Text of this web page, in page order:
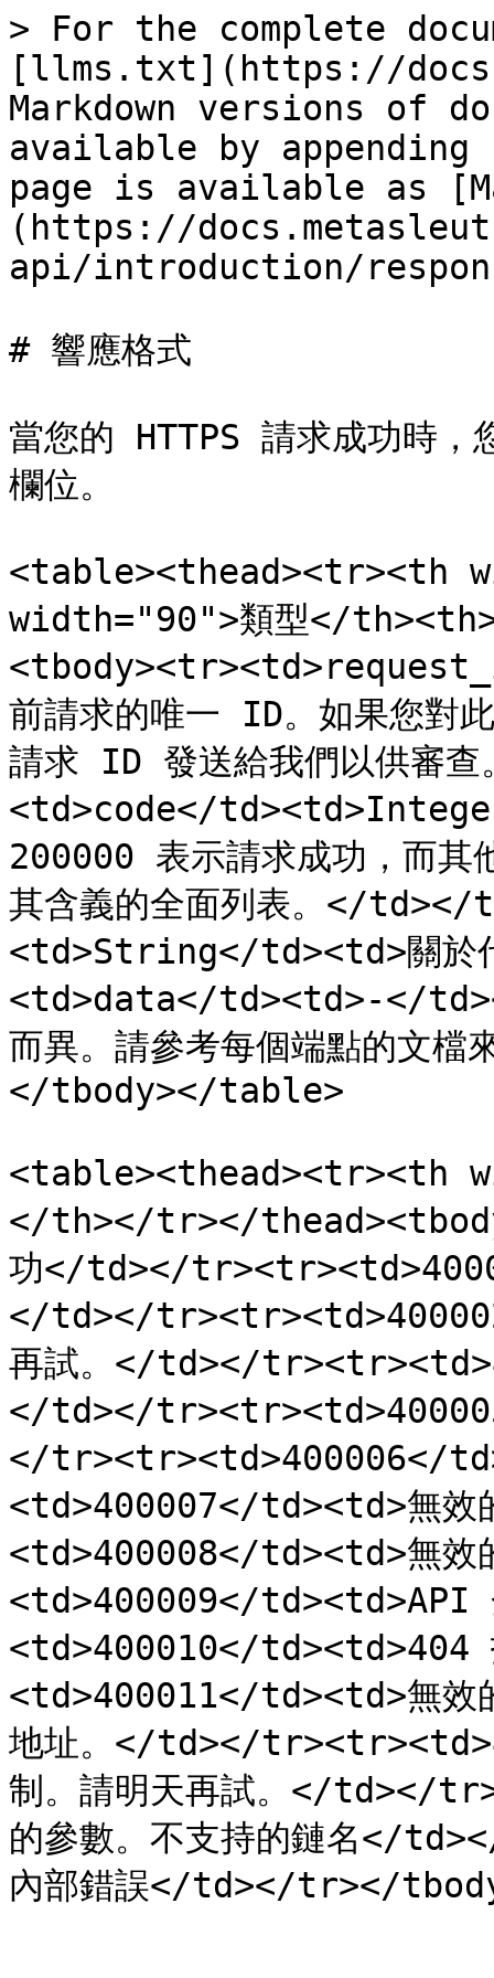
> For the complete
[llms.txt](https://
Markdown versions of
available by
page is available as
(https://
api/introduction/
# 響應格式
當您的 HTTPS 請求成功時，
欄位。
<table><thead><tr><th
width="90">類型</
前請求的唯一 ID。如果您對
請求 ID 發送給我們以供
<td>code</
200000 表示請求成功，而其
其含義的全面列表。</
<td>String</td><td>關於
<td>data</td><td>-</
而異。請參考每個端點的文
</tbody></table>
<table><thead><tr><th
</th></tr></
功</td></
</td></
再試。</td></
</td></
</tr><tr><td>400006</
<td>400007</td><td>無
<td>400008</td><td>無
<td>400009</
<td>400010</
<td>400011</td><td>無效
地址。</td></
制。請明天再試。</td></
的參數。不支持的鏈名</